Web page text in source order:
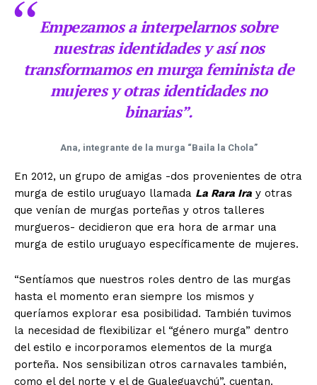
Empezamos a interpelarnos sobre
nuestras identidades y asínos
transformamos en murga feminista de
mujeres y otras identidades no
binarias”.
Ana, integrante de la murga “Baila la Chola”
En 2012, un grupo de amigas -dos provenientes de otra
murga de estilo uruguayo llamada La Rara Ira y otras
que venían de murgas porteñas y otros talleres
murgueros- decidieron que era hora de armar una
murga de estilo uruguayo específicamente de mujeres.
“Sentíamos que nuestros roles dentro de las murgas
hasta el momento eran siempre los mismos y
queríamos explorar esa posibilidad. También tuvimos
la necesidad de flexibilizar el “género murga” dentro
del estilo e incorporamos elementos de la murga
porteña. Nos sensibilizan otros carnavales también,
como el del norte y el de Gualeguaychú”, cuentan.